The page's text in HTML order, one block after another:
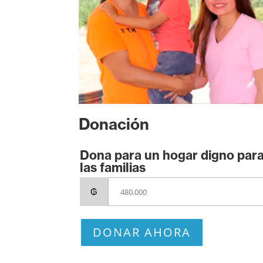
Donación
Dona para un hogar digno
las familias
₲
DONAR AHORA